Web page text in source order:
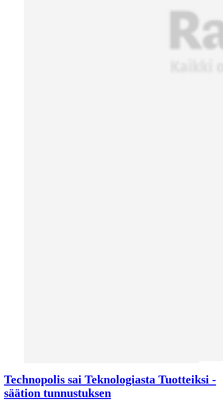
Technopolis sai Teknologiasta Tuotteiksi -
säätion tunnustuksen